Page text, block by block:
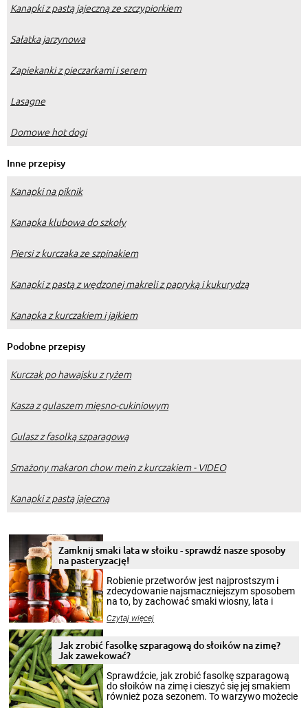
Kanapki z pastą jajeczną ze szczypiorkiem
Sałatka jarzynowa
Zapiekanki z pieczarkami i serem
Lasagne
Domowe hot dogi
Inne przepisy
Kanapki na piknik
Kanapka klubowa do szkoły
Piersi z kurczaka ze szpinakiem
Kanapki z pastą z wędzonej makreli z papryką i kukurydzą
Kanapka z kurczakiem i jajkiem
Podobne przepisy
Kurczak po hawajsku z ryżem
Kasza z gulaszem mięsno-cukiniowym
Gulasz z fasolką szparagową
Smażony makaron chow mein z kurczakiem - VIDEO
Kanapki z pastą jajeczną
Zamknij smaki lata w słoiku - sprawdź nasze sposoby
na pasteryzację!
Robienie przetworów jest najprostszym i
zdecydowanie najsmaczniejszym sposobem
na to, by zachować smaki wiosny, lata i
krajobrazów, by cieszyć nimi oko w sezonie
pełni poczuć atmosferę cieplejszych
miesięcy. Przygotowanie słoików ze
patenty, które pozwolą zachować świeżość
przetworów.
Czytaj więcej
Jak zrobić fasolkę szparagową do słoików na zimę?
Jak zawekować?
Sprawdźcie, jak zrobić fasolkę szparagową
do słoików na zimę i cieszyć się jej smakiem
również poza sezonem. To warzywo możecie